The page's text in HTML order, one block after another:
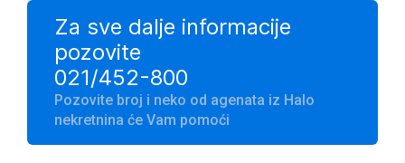
Za sve dalje informacije
pozovite
021/452-800
Pozovite broj i neko od agenata iz Halo
nekretnina će Vam pomoći